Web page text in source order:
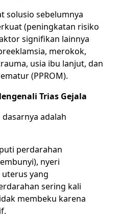
solusio sebelumnya
(peningkatan risiko
signifikan lainnya
merokok,
usia ibu lanjut, dan
(PPROM).
Trias Gejala
adalah
perdarahan
nyeri
yang
sering kali
membeku karena